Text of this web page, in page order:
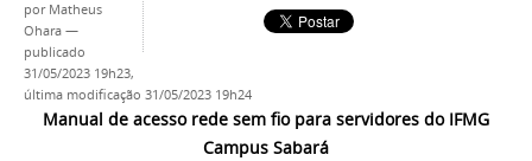
por Matheus
Ohara —
publicado
31/05/2023 19h23,
última modificação 31/05/2023 19h24
Manual de acesso rede sem fio para servidores do IFMG
Campus Sabará